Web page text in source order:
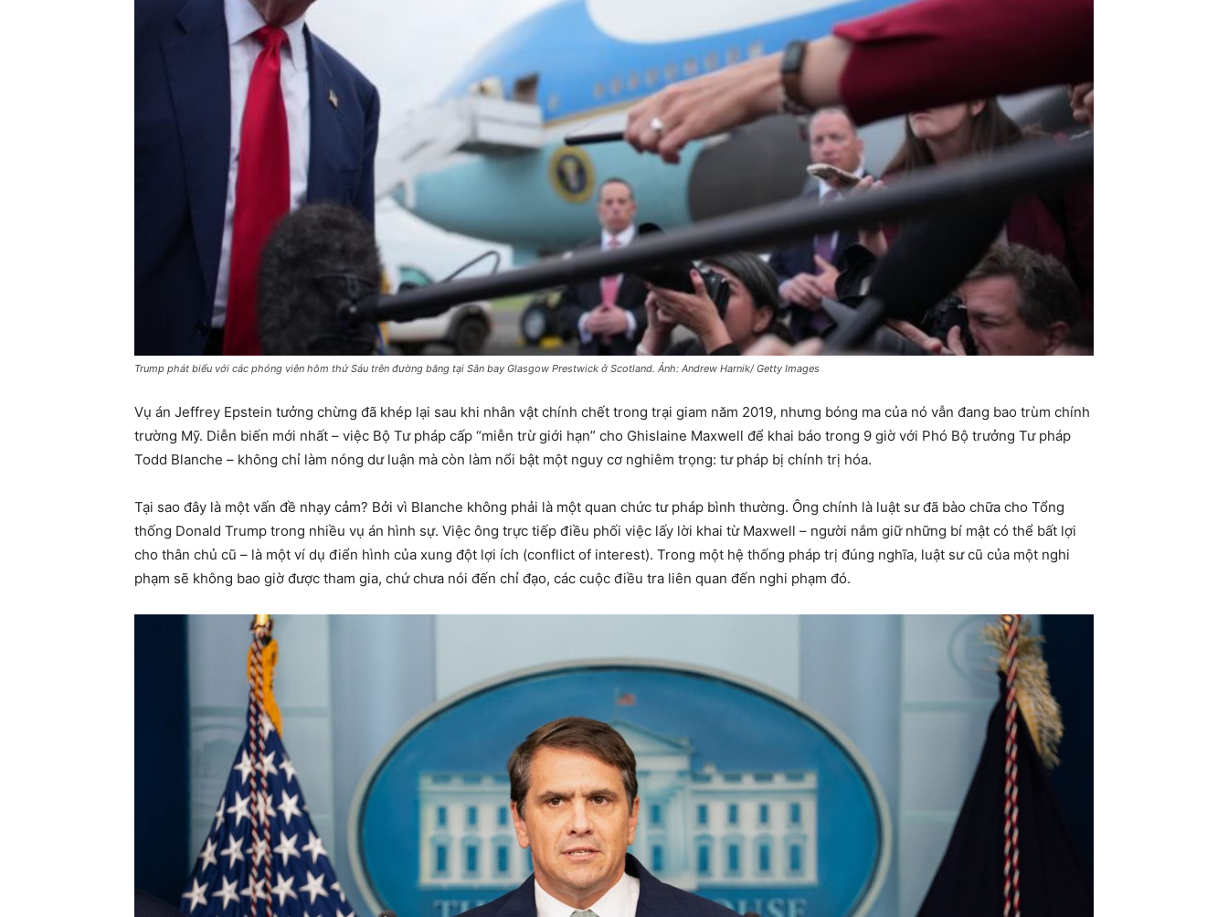
Trump phát biểu với các phóng viên hôm thứ Sáu trên đường băng tại Sân bay Glasgow Prestwick ở Scotland. Ảnh: Andrew Harnik/ Getty Images
Vụ án Jeffrey Epstein tưởng chừng đã khép lại sau khi nhân vật chính chết trong trại giam năm 2019, nhưng bóng ma của nó vẫn đang bao trùm chính
trường Mỹ. Diễn biến mới nhất – việc Bộ Tư pháp cấp “miễn trừ giới hạn” cho Ghislaine Maxwell để khai báo trong 9 giờ với Phó Bộ trưởng Tư pháp
Todd Blanche – không chỉ làm nóng dư luận mà còn làm nổi bật một nguy cơ nghiêm trọng: tư pháp bị chính trị hóa.
Tại sao đây là một vấn đề nhạy cảm? Bởi vì Blanche không phải là một quan chức tư pháp bình thường. Ông chính là luật sư đã bào chữa cho Tổng
thống Donald Trump trong nhiều vụ án hình sự. Việc ông trực tiếp điều phối việc lấy lời khai từ Maxwell – người nắm giữ những bí mật có thể bất lợi
cho thân chủ cũ – là một ví dụ điển hình của xung đột lợi ích (conflict of interest). Trong một hệ thống pháp trị đúng nghĩa, luật sư cũ của một nghi
phạm sẽ không bao giờ được tham gia, chứ chưa nói đến chỉ đạo, các cuộc điều tra liên quan đến nghi phạm đó.